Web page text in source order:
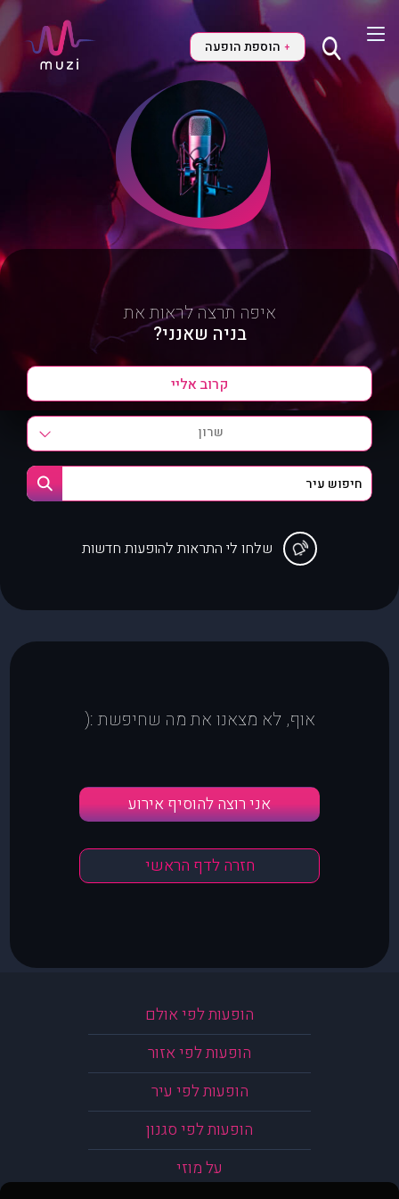
+ הוספת הופעה
איפה תרצה לראות את
בניה שאנני?
שרון
שלחו לי התראות להופעות חדשות
אוף, לא מצאנו את מה שחיפשת :(
אני רוצה להוסיף אירוע
חזרה לדף הראשי
הופעות לפי אולם
הופעות לפי אזור
הופעות לפי עיר
הופעות לפי סגנון
על מוזי